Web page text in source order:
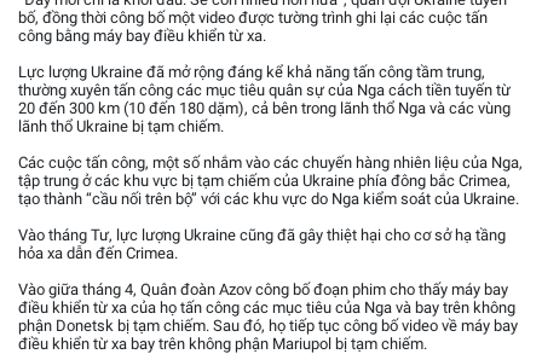
bố, đồng thời công bố một video được tường trình ghi lại các cuộc tấn
công bằng máy bay điều khiển từ xa.
Lực lượng Ukraine đã mở rộng đáng kể khả năng tấn công tầm trung,
thường xuyên tấn công các mục tiêu quân sự của Nga cách tiền tuyến từ
20 đến 300 km (10 đến 180 dặm), cả bên trong lãnh thổ Nga và các vùng
lãnh thổ Ukraine bị tạm chiếm.
Các cuộc tấn công, một số nhắm vào các chuyến hàng nhiên liệu của Nga,
tập trung ở các khu vực bị tạm chiếm của Ukraine phía đông bắc Crimea,
tạo thành “cầu nối trên bộ” với các khu vực do Nga kiểm soát của Ukraine.
Vào tháng Tư, lực lượng Ukraine cũng đã gây thiệt hại cho cơ sở hạ tầng
hỏa xa dẫn đến Crimea.
Vào giữa tháng 4, Quân đoàn Azov công bố đoạn phim cho thấy máy bay
điều khiển từ xa của họ tấn công các mục tiêu của Nga và bay trên không
phận Donetsk bị tạm chiếm. Sau đó, họ tiếp tục công bố video về máy bay
điều khiển từ xa bay trên không phận Mariupol bị tạm chiếm.